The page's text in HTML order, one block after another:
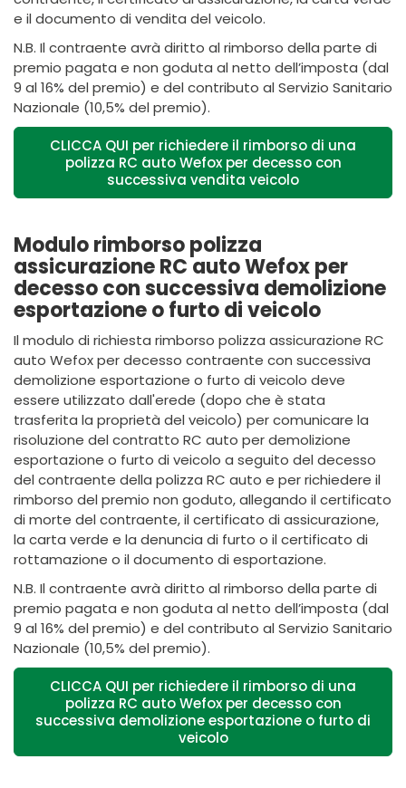
e il documento di vendita del veicolo.
N.B. Il contraente avrà diritto al rimborso della parte di
premio pagata e non goduta al netto dell’imposta (dal
9 al 16% del premio) e del contributo al Servizio Sanitario
Nazionale (10,5% del premio).
CLICCA QUI per richiedere il rimborso di una
polizza RC auto Wefox per decesso con
successiva vendita veicolo
Modulo rimborso polizza
assicurazione RC auto Wefox per
decesso con successiva demolizione
esportazione o furto di veicolo
Il modulo di richiesta rimborso polizza assicurazione RC
auto Wefox per decesso contraente con successiva
demolizione esportazione o furto di veicolo deve
essere utilizzato dall'erede (dopo che è stata
trasferita la proprietà del veicolo) per comunicare la
risoluzione del contratto RC auto per demolizione
esportazione o furto di veicolo a seguito del decesso
del contraente della polizza RC auto e per richiedere il
rimborso del premio non goduto, allegando il certificato
di morte del contraente, il certificato di assicurazione,
la carta verde e la denuncia di furto o il certificato di
rottamazione o il documento di esportazione.
N.B. Il contraente avrà diritto al rimborso della parte di
premio pagata e non goduta al netto dell’imposta (dal
9 al 16% del premio) e del contributo al Servizio Sanitario
Nazionale (10,5% del premio).
CLICCA QUI per richiedere il rimborso di una
polizza RC auto Wefox per decesso con
successiva demolizione esportazione o furto di
veicolo